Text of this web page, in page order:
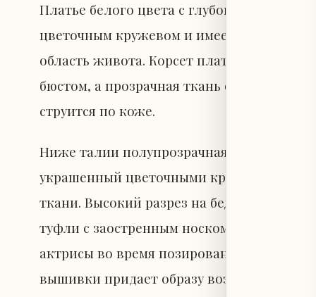
Платье белого цвета с глубоким
цветочным кружевом и имеет большой
область живота. Корсет платья
бюстом, а прозрачная ткань обвивает
струится по коже.
Ниже талии полупрозрачная юбка
украшенный цветочными кружевными
ткани. Высокий разрез на бедре
туфли с заостренным носком. Короткий
актрисы во время позирования
вышивки придает образу воздушность и